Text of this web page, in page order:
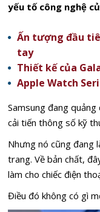
yếu tố công nghệ
Ấn tượng đầu
tay
Thiết kế của
Apple Watch
Samsung đang
cải tiến thông số kỹ
Nhưng nó cũng đang
trang. Về bản chất,
làm cho chiếc điện
Điều đó không có gì